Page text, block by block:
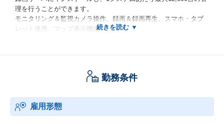
理を行うことができます。
モニタリング＆監視カメラ操作、録画＆録画再生、スマホ・タブ
レット連携、マップ表示機能、
自社開発のソフトウェアであるアロバビューをクラウドサービス
向けにカスタマイズしてご提供しております。
◆アロバビューカスタマイズ
標準製品にない機能やお客様の既存システムや設備と連携するた
めカスタマイズも行っております。
勤務条件
雇用形態